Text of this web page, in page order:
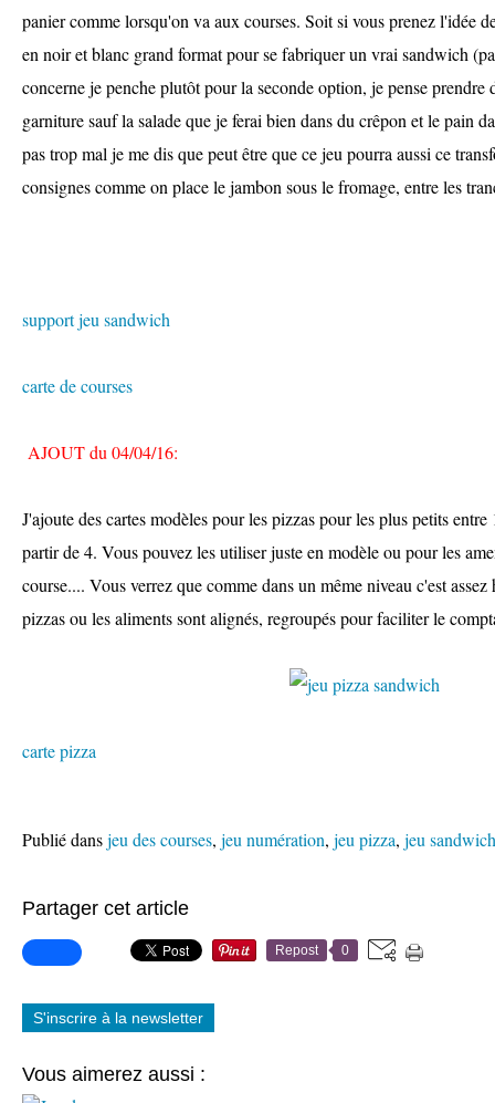
panier comme lorsqu'on va aux courses. Soit si vous prenez l'idée
en noir et blanc grand format pour se fabriquer un vrai sandwich
concerne je penche plutôt pour la seconde option, je pense prendre
garniture sauf la salade que je ferai bien dans du crêpon et le pain
pas trop mal je me dis que peut être que ce jeu pourra aussi ce
consignes comme on place le jambon sous le fromage, entre les
support jeu sandwich
carte de courses
AJOUT du 04/04/16:
J'ajoute des cartes modèles pour les pizzas pour les plus petits
partir de 4. Vous pouvez les utiliser juste en modèle ou pour les
course.... Vous verrez que comme dans un même niveau c'est
pizzas ou les aliments sont alignés, regroupés pour faciliter le
carte pizza
Publié dansjeu des courses, jeu numération, jeu pizza, jeu
Partager cet article
Repost 0
S'inscrire à la newsletter
Vous aimerez aussi :